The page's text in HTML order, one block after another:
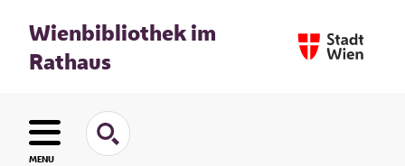
Wienbibliothek im
Rathaus
MENU